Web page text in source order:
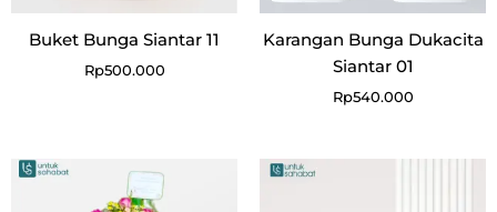
Buket Bunga Siantar 11
Rp500.000
Karangan Bunga Dukacita
Siantar 01
Rp540.000